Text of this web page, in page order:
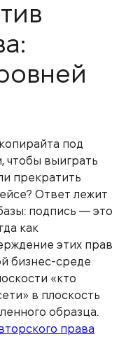
под
чтобы выиграть
прекратить
Ответ лежит
подпись — это
как
этих прав
бизнес-среде
«кто
в плоскость
образца.
права